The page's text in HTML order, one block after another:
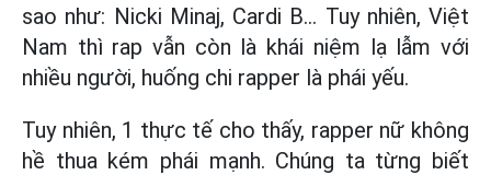
sao như: Nicki Minaj, Cardi B... Tuy nhiên, Việt
Nam thì rap vẫn còn là khái niệm lạ lẫm với
nhiều người, huống chi rapper là phái yếu.
Tuy nhiên, 1 thực tế cho thấy, rapper nữ không
hề thua kém phái mạnh. Chúng ta từng biết